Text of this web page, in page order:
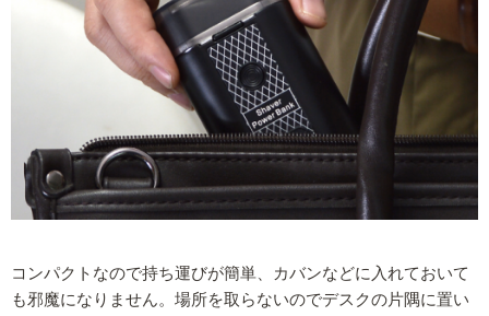
コンパクトなので持ち運びが簡単、カバンなどに入れておいて
も邪魔になりません。場所を取らないのでデスクの片隅に置い